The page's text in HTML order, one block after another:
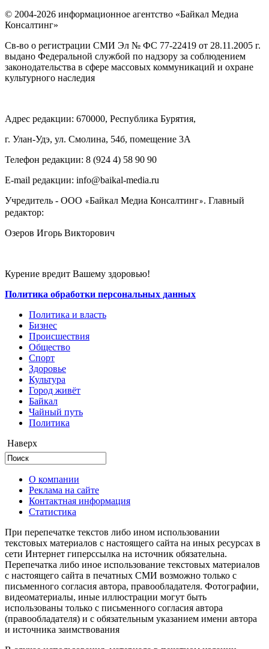
© 2004-2026 информационное агентство «Байкал Медиа
Консалтинг»
Св-во о регистрации СМИ Эл № ФС 77-22419 от 28.11.2005 г.
выдано Федеральной службой по надзору за соблюдением
законодательства в сфере массовых коммуникаций и охране
культурного наследия
Адрес редакции: 670000, Республика Бурятия,
г. Улан-Удэ, ул. Смолина, 54б, помещение 3А
Телефон редакции: ‎‎8 (924 4) 58 90 90
E-mail редакции: info@baikal-media.ru
Учредитель - ООО «Байкал Медиа Консалтинг». Главный
редактор:
Озеров Игорь Викторович
Курение вредит Вашему здоровью!
Политика обработки персональных данных
Политика и власть
Бизнес
Происшествия
Общество
Cпорт
Здоровье
Культура
Город живёт
Байкал
Чайный путь
Политика
Наверх
О компании
Реклама на сайте
Контактная информация
Статистика
При перепечатке текстов либо ином использовании
текстовых материалов с настоящего сайта на иных ресурсах в
сети Интернет гиперссылка на источник обязательна.
Перепечатка либо иное использование текстовых материалов
с настоящего сайта в печатных СМИ возможно только с
письменного согласия автора, правообладателя. Фотографии,
видеоматериалы, иные иллюстрации могут быть
использованы только с письменного согласия автора
(правообладателя) и с обязательным указанием имени автора
и источника заимствования